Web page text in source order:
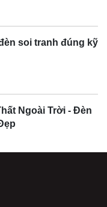
soi tranh đúng kỹ
Ngoài Trời - Đèn